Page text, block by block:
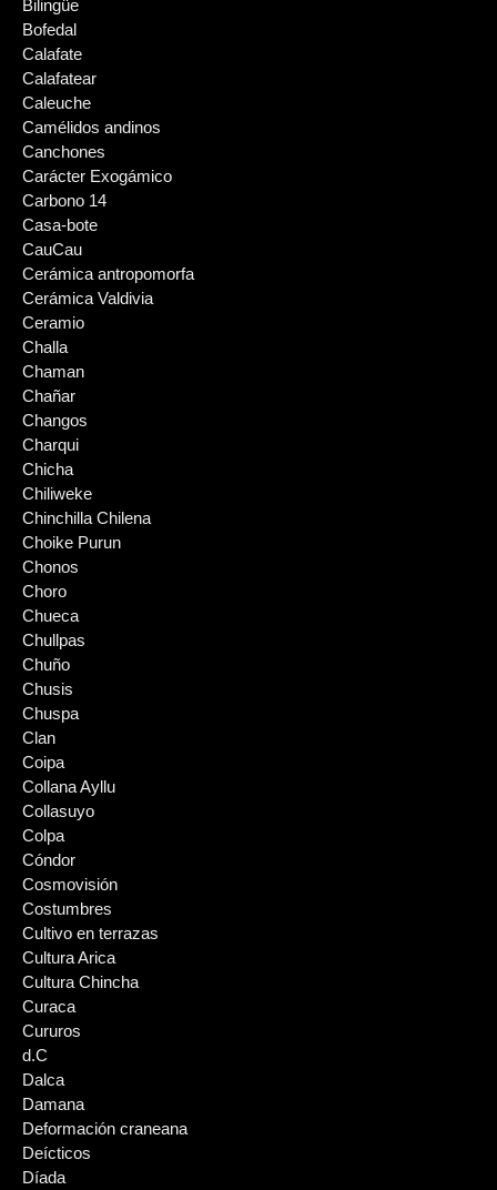
Bilingüe
Bofedal
Calafate
Calafatear
Caleuche
Camélidos andinos
Canchones
Carácter Exogámico
Carbono 14
Casa-bote
CauCau
Cerámica antropomorfa
Cerámica Valdivia
Ceramio
Challa
Chaman
Chañar
Changos
Charqui
Chicha
Chiliweke
Chinchilla Chilena
Choike Purun
Chonos
Choro
Chueca
Chullpas
Chuño
Chusis
Chuspa
Clan
Coipa
Collana Ayllu
Collasuyo
Colpa
Cóndor
Cosmovisión
Costumbres
Cultivo en terrazas
Cultura Arica
Cultura Chincha
Curaca
Cururos
d.C
Dalca
Damana
Deformación craneana
Deícticos
Díada